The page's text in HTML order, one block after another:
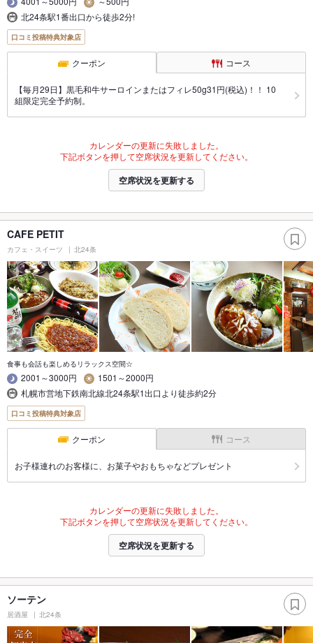
北24条駅1番出口から徒歩2分!
口コミ投稿特典対象店
クーポン コース
【毎月29日】黒毛和牛サーロインまたはフィレ50g31円(税込)！！ 10
組限定完全予約制。
カレンダーの更新に失敗しました。
下記ボタンを押して空席状況を更新してください。
空席状況を更新する
CAFE PETIT
カフェ・スイーツ 北24条
食事も会話も楽しめるリラックス空間☆
2001～3000円
1501～2000円
札幌市営地下鉄南北線北24条駅1出口より徒歩約2分
口コミ投稿特典対象店
クーポン コース
お子様連れのお客様に、お菓子やおもちゃなどプレゼント
カレンダーの更新に失敗しました。
下記ボタンを押して空席状況を更新してください。
空席状況を更新する
ソーテン
居酒屋 北24条